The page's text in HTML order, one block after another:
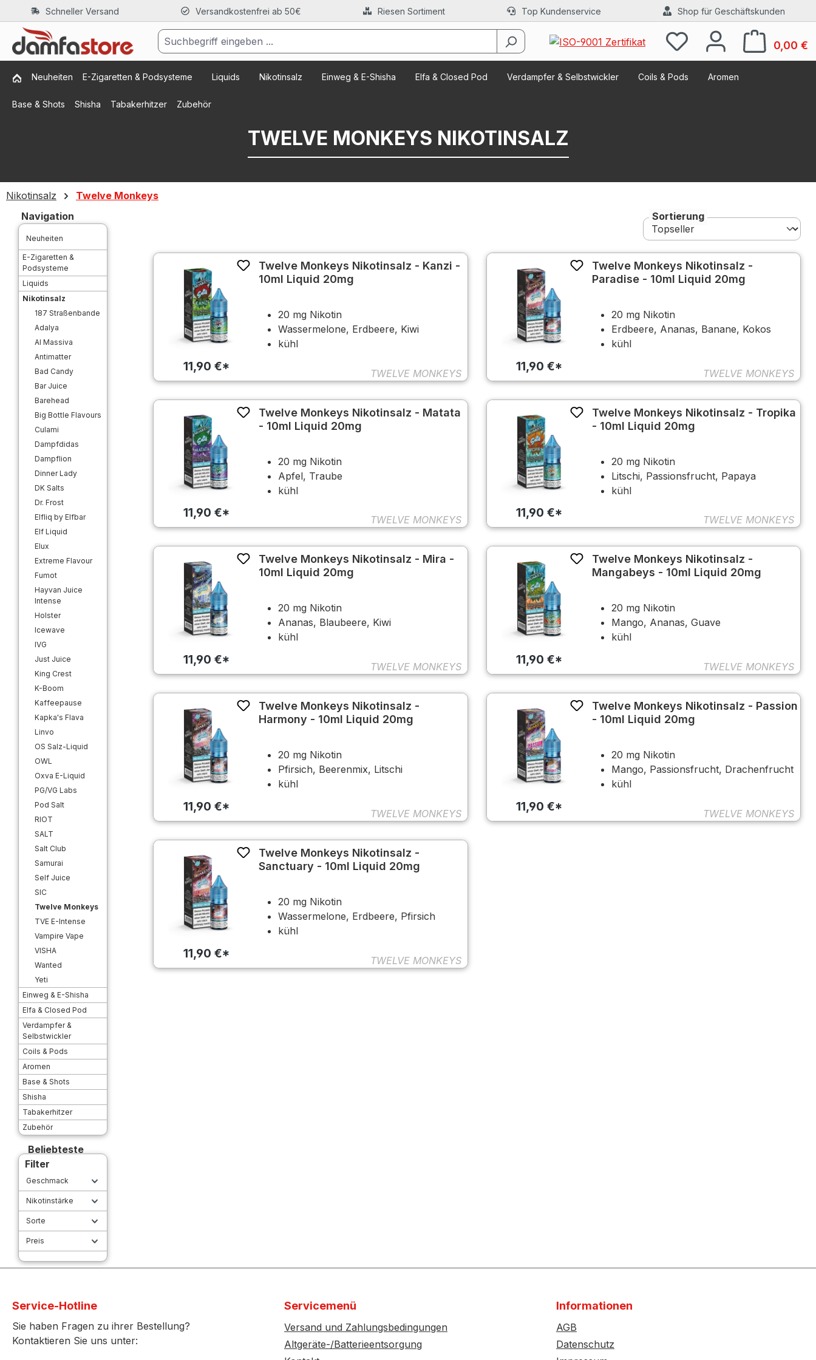
Hauptinhalt springen
Zur Suche springen
Zur Hauptnavigation springen
Schneller Versand Versandkostenfrei ab 50€ Riesen Sortiment Top Kundenservice Shop für Geschäftskunden
0,00 €
Neuheiten E-Zigaretten & Podsysteme Liquids Nikotinsalz Einweg & E-Shisha Elfa & Closed Pod Verdampfer & Selbstwickler Coils & Pods Aromen
Base & Shots Shisha Tabakerhitzer Zubehör
TWELVE MONKEYS NIKOTINSALZ
Nikotinsalz
Twelve Monkeys
Navigation
Neuheiten
E-Zigaretten &
Podsysteme
Liquids
Nikotinsalz
187 Straßenbande
Adalya
Al Massiva
Antimatter
Bad Candy
Bar Juice
Barehead
Big Bottle Flavours
Culami
Dampfdidas
Dampflion
Dinner Lady
DK Salts
Dr. Frost
Elfliq by Elfbar
Elf Liquid
Elux
Extreme Flavour
Fumot
Hayvan Juice
Intense
Holster
Icewave
IVG
Just Juice
King Crest
K-Boom
Kaffeepause
Kapka's Flava
Linvo
OS Salz-Liquid
OWL
Oxva E-Liquid
PG/VG Labs
Pod Salt
RIOT
SALT
Salt Club
Samurai
Self Juice
SIC
Twelve Monkeys
TVE E-Intense
Vampire Vape
VISHA
Wanted
Yeti
Einweg & E-Shisha
Elfa & Closed Pod
Verdampfer &
Selbstwickler
Coils & Pods
Aromen
Base & Shots
Shisha
Tabakerhitzer
Zubehör
Beliebteste
Filter
Geschmack
Nikotinstärke
Sorte
Preis
Sortierung
11,90 €*
Twelve Monkeys Nikotinsalz - Kanzi -
10ml Liquid 20mg
20 mg Nikotin
Wassermelone, Erdbeere, Kiwi
kühl
TWELVE MONKEYS 11,90 €*
Twelve Monkeys Nikotinsalz -
Paradise - 10ml Liquid 20mg
20 mg Nikotin
Erdbeere, Ananas, Banane, Kokos
kühl
TWELVE MONKEYS
11,90 €*
Twelve Monkeys Nikotinsalz - Matata
- 10ml Liquid 20mg
20 mg Nikotin
Apfel, Traube
kühl
TWELVE MONKEYS 11,90 €*
Twelve Monkeys Nikotinsalz - Tropika
- 10ml Liquid 20mg
20 mg Nikotin
Litschi, Passionsfrucht, Papaya
kühl
TWELVE MONKEYS
11,90 €*
Twelve Monkeys Nikotinsalz - Mira -
10ml Liquid 20mg
20 mg Nikotin
Ananas, Blaubeere, Kiwi
kühl
TWELVE MONKEYS 11,90 €*
Twelve Monkeys Nikotinsalz -
Mangabeys - 10ml Liquid 20mg
20 mg Nikotin
Mango, Ananas, Guave
kühl
TWELVE MONKEYS
11,90 €*
Twelve Monkeys Nikotinsalz -
Harmony - 10ml Liquid 20mg
20 mg Nikotin
Pfirsich, Beerenmix, Litschi
kühl
TWELVE MONKEYS 11,90 €*
Twelve Monkeys Nikotinsalz - Passion
- 10ml Liquid 20mg
20 mg Nikotin
Mango, Passionsfrucht, Drachenfrucht
kühl
TWELVE MONKEYS
11,90 €*
Twelve Monkeys Nikotinsalz -
Sanctuary - 10ml Liquid 20mg
20 mg Nikotin
Wassermelone, Erdbeere, Pfirsich
kühl
TWELVE MONKEYS
Service-Hotline
Sie haben Fragen zu ihrer Bestellung?
Kontaktieren Sie uns unter:
Servicemenü
Versand und Zahlungsbedingungen
Altgeräte-/Batterieentsorgung
Informationen
AGB
Datenschutz